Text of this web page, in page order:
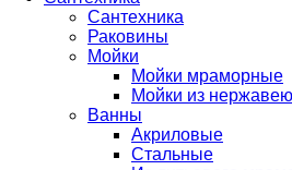
Сантехника
Раковины
Мойки
Мойки мраморные
Мойки из
Ванны
Акриловые
Стальные